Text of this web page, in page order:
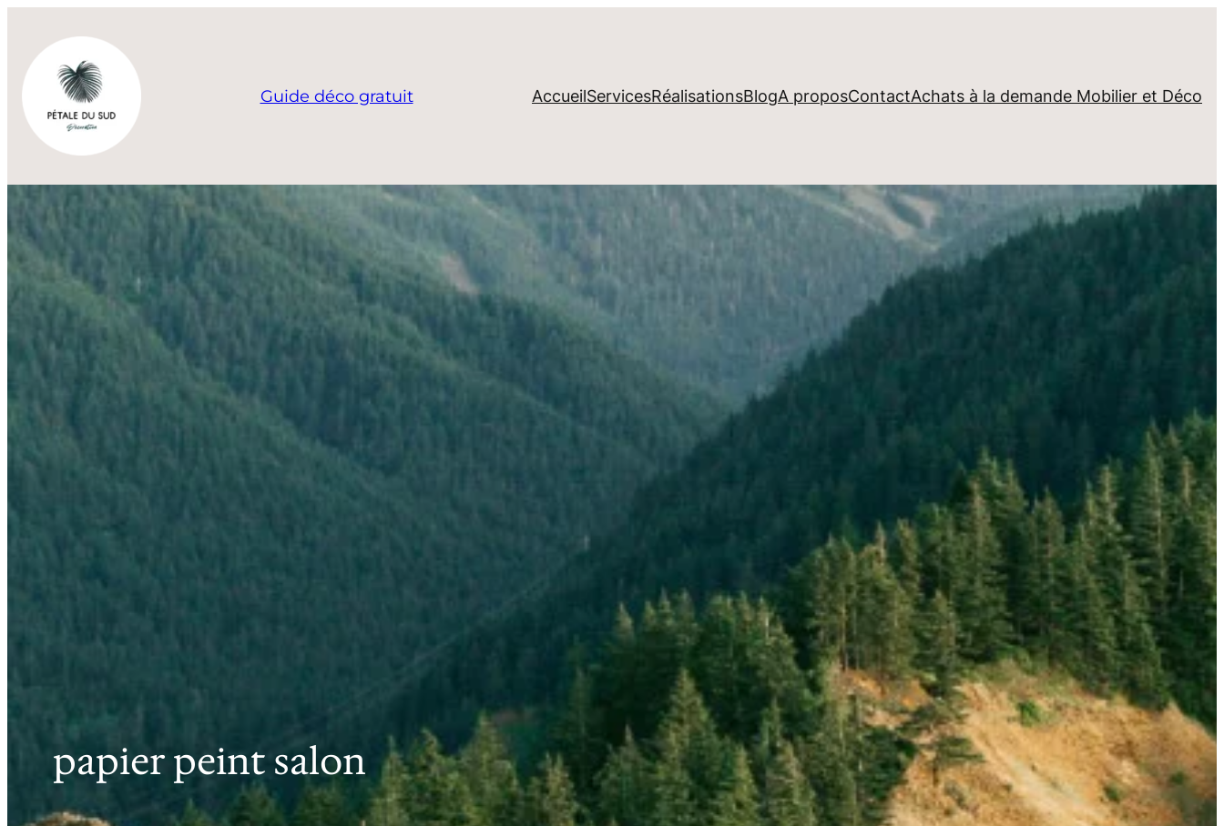
contenu
Guide déco gratuit
AccueilServicesRéalisationsBlogA proposContactAchats à la demande Mobilier et Déco
papier peint salon